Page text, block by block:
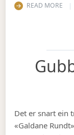
READ MORE
Det er snart ein
«Galdane